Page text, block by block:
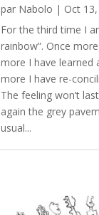
par Nabolo | Oct
For the third time I
rainbow”. Once
more I have learned
more I have re-
The feeling won’t
again the grey
usual...